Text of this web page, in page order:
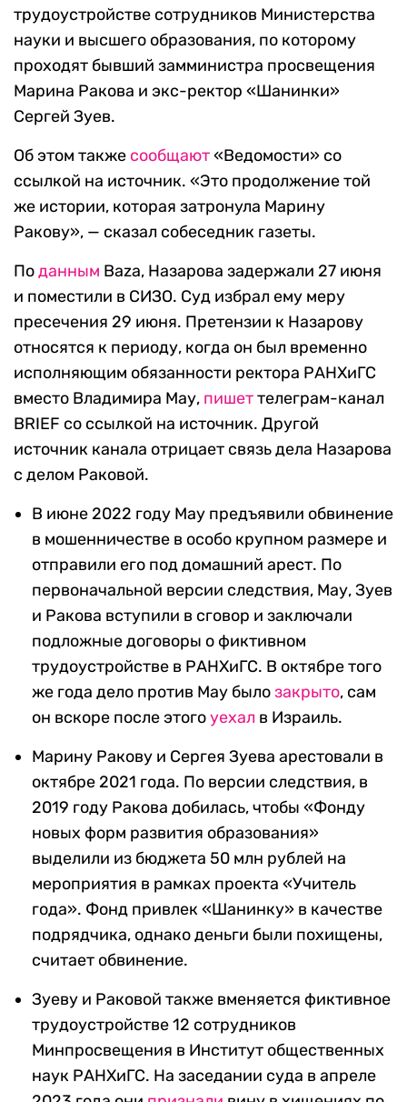
трудоустройстве сотрудников Министерства
науки и высшего образования, по которому
проходят бывший замминистра просвещения
Марина Ракова и экс-ректор «Шанинки»
Сергей Зуев.
Об этом также сообщают«Ведомости» со
ссылкой на источник. «Это продолжение той
же истории, которая затронула Марину
Ракову», — сказал собеседник газеты.
Поданным Baza, Назарова задержали 27 июня
и поместили в СИЗО. Суд избрал ему меру
пресечения 29 июня. Претензии к Назарову
относятся к периоду, когда он был временно
исполняющим обязанности ректора РАНХиГС
вместо Владимира Мау, пишеттелеграм-канал
BRIEF со ссылкой на источник. Другой
источник канала отрицает связь дела Назарова
с делом Раковой.
В июне 2022 году Мау предъявили обвинение
в мошенничестве в особо крупном размере и
отправили его под домашний арест. По
первоначальной версии следствия, Мау, Зуев
и Ракова вступили в сговор и заключали
подложные договоры о фиктивном
трудоустройстве в РАНХиГС. В октябре того
же года дело против Мау былозакрыто, сам
он вскоре после этогоуехал в Израиль.
Марину Ракову и Сергея Зуева арестовали в
октябре 2021 года. По версии следствия, в
2019 году Ракова добилась, чтобы «Фонду
новых форм развития образования»
выделили из бюджета 50 млн рублей на
мероприятия в рамках проекта «Учитель
года». Фонд привлек «Шанинку» в качестве
подрядчика, однако деньги были похищены,
считает обвинение.
Зуеву и Раковой также вменяется фиктивное
трудоустройстве 12 сотрудников
Минпросвещения в Институт общественных
наук РАНХиГС. На заседании суда в апреле